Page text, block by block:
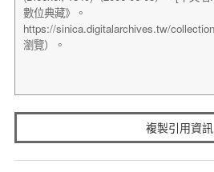
複製引用資訊